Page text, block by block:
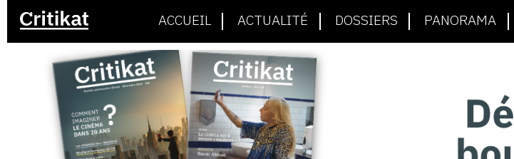
ACCUEIL ACTUALITÉ DOSSIERS PANORAMA